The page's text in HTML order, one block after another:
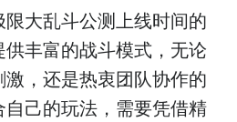
大乱斗公测上线时间的
丰富的战斗模式，无论
，还是热衷团队协作的
己的玩法，需要凭借精